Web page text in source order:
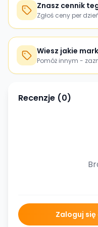
Znasz cennik
Zgłoś ceny per
Wiesz jakie
Pomóż innym -
Recenzje (0)
Zaloguj